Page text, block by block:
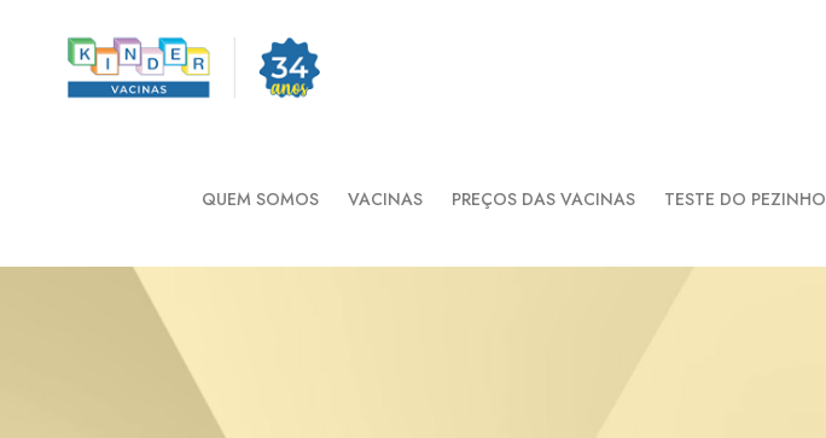
QUEM SOMOS VACINAS PREÇOS DAS VACINAS TESTE DO PEZINHO